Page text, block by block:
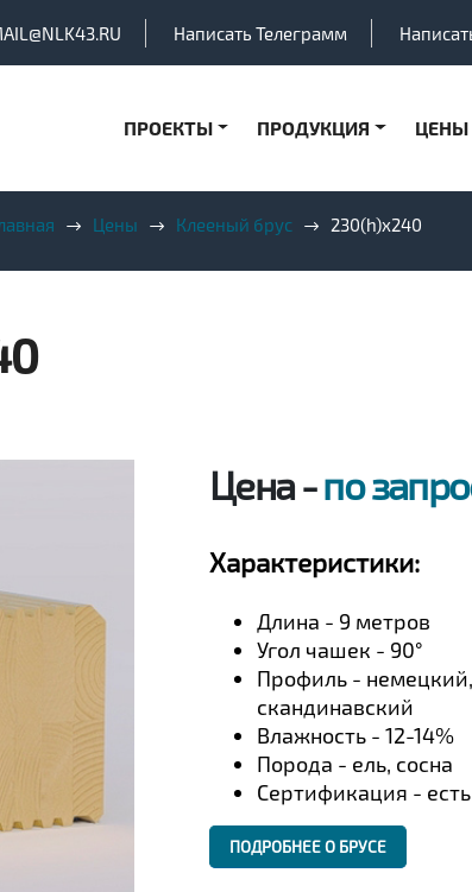
Написать Телеграмм
ПРОЕКТЫ ПРОДУКЦИЯ ЦЕНЫ
Цены Клееный брус 230(h)x240
Цена -по
Характеристики:
Длина - 9 метров
Угол чашек - 90°
Профиль -
скандинавский
Влажность - 12-14%
Порода - ель, сосна
Сертификация - есть
ПОДРОБНЕЕ О БРУСЕ